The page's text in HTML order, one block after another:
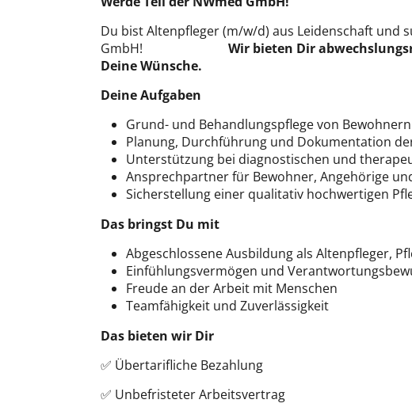
Du bist Altenpfleger (m/w/d) aus Leidenschaft und
GmbH!
Wir bieten Dir
Deine Wünsche.
Deine Aufgaben
Grund- und Behandlungspflege von
Planung, Durchführung und Dokumentation
Unterstützung bei diagnostischen und
Ansprechpartner für Bewohner, Angehörige
Sicherstellung einer qualitativ hochwertigen
Das bringst Du mit
Abgeschlossene Ausbildung als Altenpfleger,
Einfühlungsvermögen und
Freude an der Arbeit mit Menschen
Teamfähigkeit und Zuverlässigkeit
Das bieten wir Dir
✅ Übertarifliche Bezahlung
✅ Unbefristeter Arbeitsvertrag